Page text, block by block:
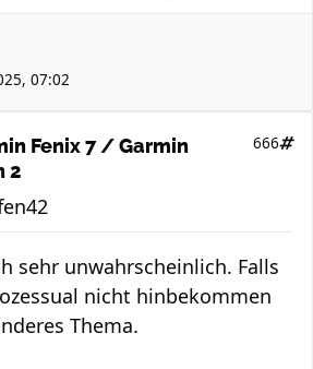
07:02
Fenix 7 / Garmin
2
666
sehr unwahrscheinlich. Falls
nicht hinbekommen
Thema.